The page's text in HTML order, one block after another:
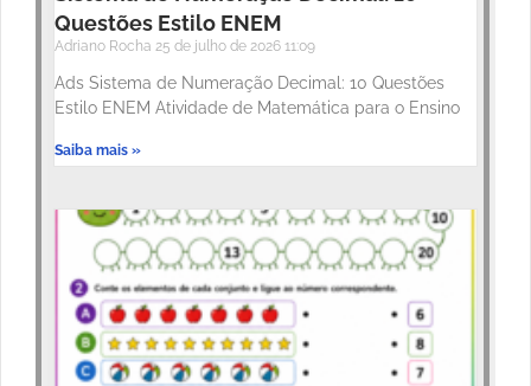
Questões Estilo ENEM
Adriano Rocha 25 de julho de 2026 11:09
Ads Sistema de Numeração Decimal: 10 Questões
Estilo ENEM Atividade de Matemática para o Ensino
Saiba mais »